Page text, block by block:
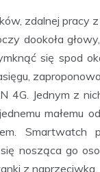
zdalnej pracy
dookoła
się spod
4G. Jednym z
Smartwatch
nosząca go
z naprzeciwka.